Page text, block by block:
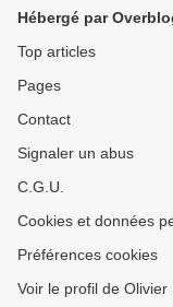
Hébergé par
Top articles
Pages
Contact
Signaler un abus
C.G.U.
Cookies et données
Préférences cookies
Voir le profil de